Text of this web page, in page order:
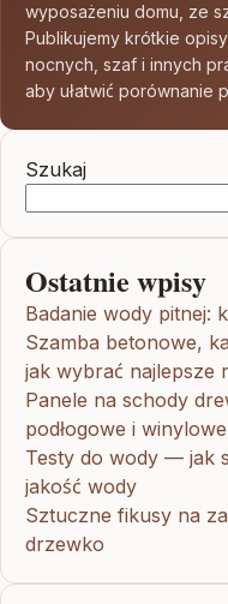
wyposażeniu domu, ze
Publikujemy krótkie
nocnych, szaf i innych
aby ułatwić porównanie
Szukaj
Ostatnie wpisy
Badanie wody pitnej:
Szamba betonowe,
jak wybrać najlepsze
Panele na schody
podłogowe i
Testy do wody — jak
jakość wody
Sztuczne fikusy na
drzewko